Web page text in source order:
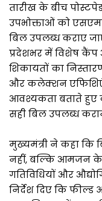
तारीख के बीच
उपभोक्ताओं को
बिल उपलब्ध कराए
प्रदेशभर में विशेष कैंप
शिकायतों का
और कलेक्शन
आवश्यकता बताते हुए
सही बिल उपलब्ध
मुख्यमंत्री ने कहा कि
नहीं, बल्कि आमजन के
गतिविधियों और
निर्देश दिए कि फील्ड